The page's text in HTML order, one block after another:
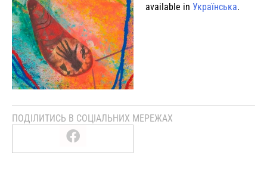
available in Українська.
ПОДІЛИТИСЬ В СОЦІАЛЬНИХ МЕРЕЖАХ